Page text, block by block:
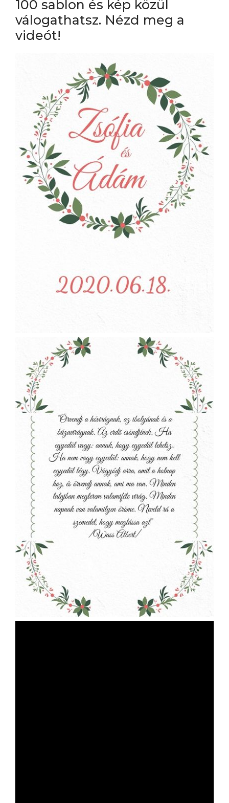
100 sablon és kép közül
válogathatsz. Nézd meg a
videót!